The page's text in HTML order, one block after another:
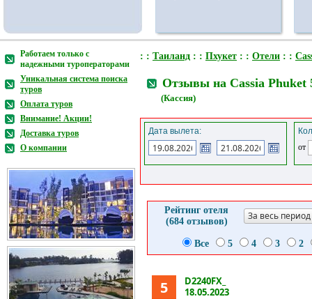
Работаем только с
надежными туроператорами
Уникальная система поиска
туров
Оплата туров
Внимание! Акции!
Доставка туров
О компании
: : Таиланд : : Пхукет : : Отели : :
Отзывы на Cassia Phuket
(Кассия)
Дата вылета:
от
Рейтинг отеля
(684 отзывов)
За весь период
Все 5 4 3 2
5
D2240FX_
18.05.2023